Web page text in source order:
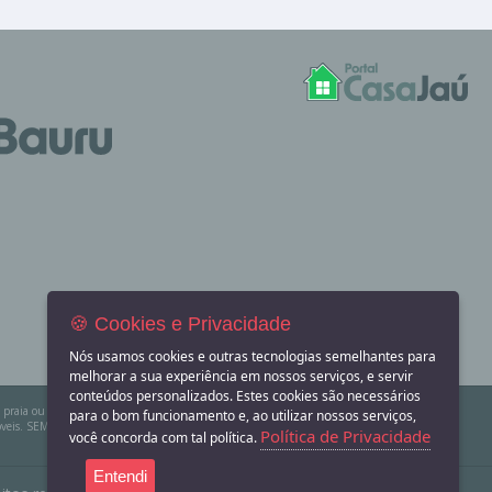
ou sítio para eventos? Aqui você também encontra! O Portal Casa Jaú apenas divulga
SEMPRE consulte a imobiliária ou proprietário para confirmar as informações
🍪 Cookies e Privacidade
Nós usamos cookies e outras tecnologias semelhantes para
melhorar a sua experiência em nossos serviços, e servir
conteúdos personalizados. Estes cookies são necessários
para o bom funcionamento e, ao utilizar nossos serviços,
você concorda com tal política. Política de Privacidade
Entendi